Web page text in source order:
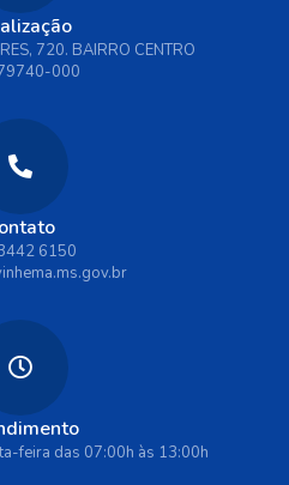
720. BAIRRO CENTRO
000
6150
feira das 07:00h às 13:00h